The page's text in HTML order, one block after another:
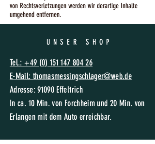
von Rechtsverletzungen werden wir derartige Inhalte
umgehend entfernen.
UNSER SHOP
Tel.: +49 (0) 151 147 804 26
E-Mail: thomasmessingschlager@web.de
Adresse: 91090 Effeltrich
In ca. 10 Min. von Forchheim und 20 Min. von
Erlangen mit dem Auto erreichbar.